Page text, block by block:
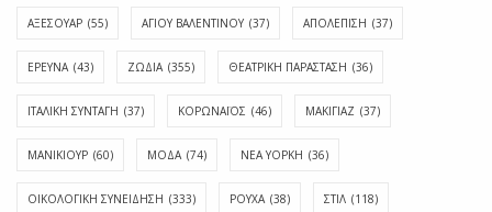
ΑΞΕΣΟΥΑΡ (55) ΑΓΊΟΥ ΒΑΛΕΝΤΊΝΟΥ (37) ΑΠΟΛΈΠΙΣΗ (37)
ΕΡΕΥΝΑ (43) ΖΩΔΙΑ (355) ΘΕΑΤΡΙΚΗ ΠΑΡΑΣΤΑΣΗ (36)
ΙΤΑΛΙΚΗ ΣΥΝΤΑΓΗ (37) ΚΟΡΩΝΑΪΟΣ (46) ΜΑΚΙΓΙΑΖ (37)
ΜΑΝΙΚΙΟΥΡ (60) ΜΟΔΑ (74) ΝΕΑ ΥΟΡΚΗ (36)
ΟΙΚΟΛΟΓΙΚΗ ΣΥΝΕΙΔΗΣΗ (333) ΡΟΥΧΑ (38) ΣΤΙΛ (118)